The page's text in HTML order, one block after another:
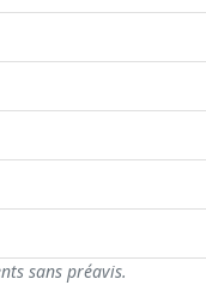
sans préavis.